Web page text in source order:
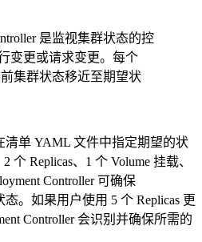
是监视集群状态的控
变更或请求变更。每个
集群状态移近至期望状
清单 YAML 文件中指定期望的状
Replicas、1 个 Volume 挂载、
Controller 可确保
。如果用户使用 5 个 Replicas 更
Controller 会识别并确保所需的